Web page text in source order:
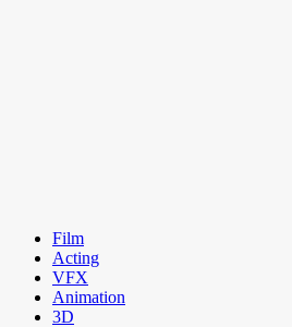
Film
Acting
VFX
Animation
3D